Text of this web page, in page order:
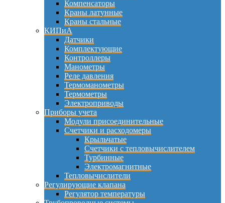
Компенсаторы
Краны латунные
Краны стальные
КИПиА
Датчики
Комплектующие
Контроллеры
Манометры
Реле давления
Термоманометры
Термометры
Электроприводы
Приборы учета
Модули присоединительные
Счетчики и расходомеры
Крыльчатые
Счетчики с тепловычислителем
Турбинные
Электромагнитные
Тепловычислители
Регулирующие клапана
Регулятор температуры